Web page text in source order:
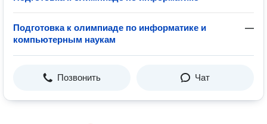
Подготовка к олимпиаде по информатике и
компьютерным наукам
—
Позвонить Чат